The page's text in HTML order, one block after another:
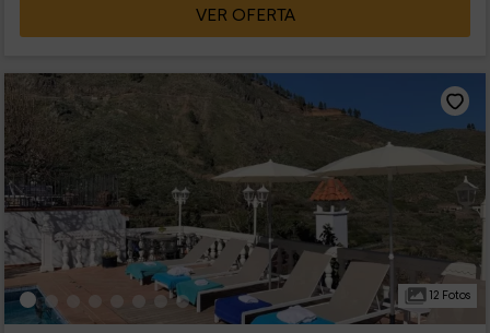
VER OFERTA
12 Fotos